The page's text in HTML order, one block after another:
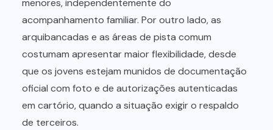
menores, independentemente do
acompanhamento familiar. Por outro lado, as
arquibancadas e as áreas de pista comum
costumam apresentar maior flexibilidade, desde
que os jovens estejam munidos de documentação
oficial com foto e de autorizações autenticadas
em cartório, quando a situação exigir o respaldo
de terceiros.